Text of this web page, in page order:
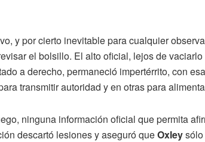
y por cierto inevitable para cualquier
el bolsillo. El alto oficial, lejos de
a derecho, permaneció impertérrito, con
transmitir autoridad y en otras para
ninguna información oficial que permita
descartó lesiones y aseguró queOxley